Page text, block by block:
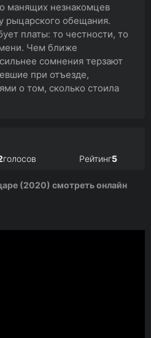
манящих незнакомцев
рыцарского обещания.
платы: то честности, то
Чем ближе
сомнения терзают
при отъезде,
о том, сколько стоила
голосов Рейтинг5
(2020) смотреть онлайн